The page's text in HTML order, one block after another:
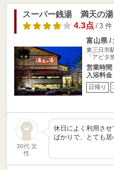
スーパー銭湯 満天の
4.3点/ 3 件
富山県 /
東三日市
「アピタ
営業時間
入浴料金
日帰り
30代 女
性
休日によく利用さ
ばかりで、とても